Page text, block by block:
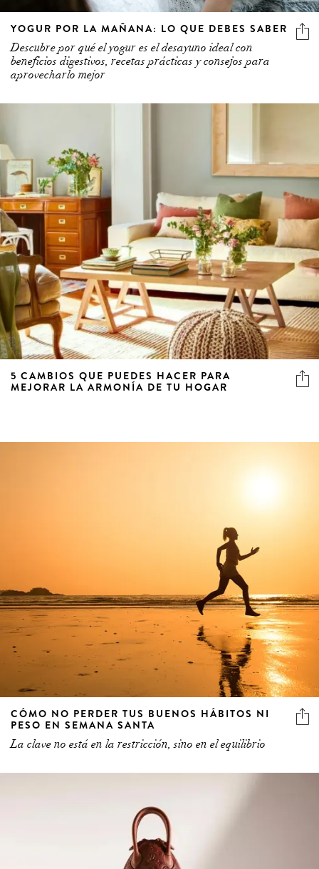
YOGUR POR LA MAÑANA: LO QUE DEBES SABER
Descubre por qué el yogur es el desayuno ideal con
beneficios digestivos, recetas prácticas y consejos para
aprovecharlo mejor
5 CAMBIOS QUE PUEDES HACER PARA
MEJORAR LA ARMONÍA DE TU HOGAR
CÓMO NO PERDER TUS BUENOS HÁBITOS NI
PESO EN SEMANA SANTA
La clave no está en la restricción, sino en el equilibrio